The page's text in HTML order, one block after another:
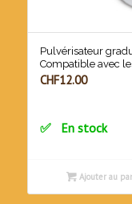
Pulvérisateur
Compatible avec
CHF12.00
En stock
Ajouter au